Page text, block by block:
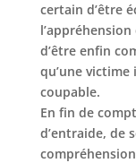
certain d’être
l’appréhension
d’être enfin
qu’une
coupable.
En fin de
d’entraide, de